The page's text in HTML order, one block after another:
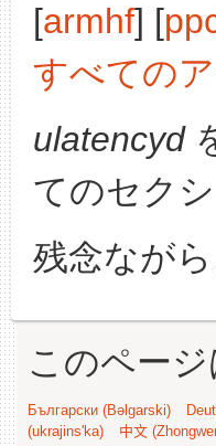
[armhf] [
すべての
ulatencyd
てのセクシ
残念なが
このペー
Български (Bəlgarski)
(ukrajins'ka)
中文